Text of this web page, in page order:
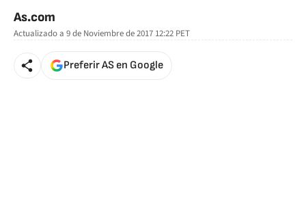
As.com
Actualizado a 9 de Noviembre de 2017 12:22 PET
Preferir AS en Google